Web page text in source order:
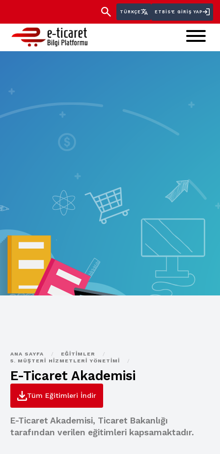
TÜRKÇE ETBİS'E GIRIŞ YAP
ANA SAYFA / EĞITIMLER
/
5. MÜŞTERI HIZMETLERI YÖNETIMI
/
E-Ticaret Akademisi
Tüm Eğitimleri İndir
E-Ticaret Akademisi, Ticaret Bakanlığı
tarafından verilen eğitimleri kapsamaktadır.